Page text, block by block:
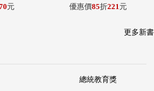
元 優惠價85折221 元
更多新書
總統教育獎